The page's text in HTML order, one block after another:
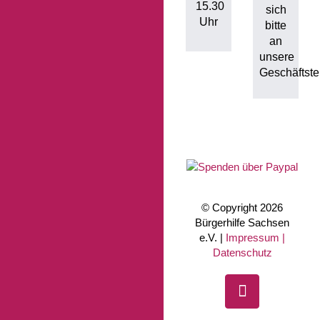
15.30
Uhr
sich
bitte
an
unsere
© Copyright 2026
Bürgerhilfe Sachsen
e.V. | Impressum |
Datenschutz
Facebook